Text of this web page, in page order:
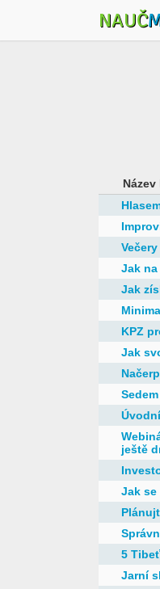
NAUČ
Název
Jak
Jak
KPZ
Jak
ještě
Jak se
5
Jarní